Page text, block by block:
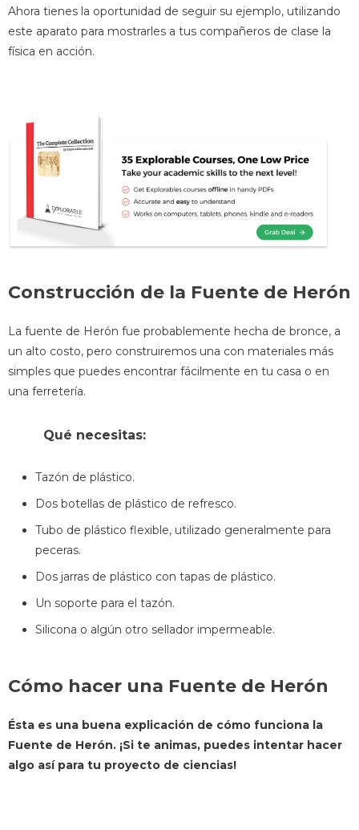
Ahora tienes la oportunidad de seguir su ejemplo, utilizando
este aparato para mostrarles a tus compañeros de clase la
física en acción.
Construcción de la Fuente de Herón
La fuente de Herón fue probablemente hecha de bronce, a
un alto costo, pero construiremos una con materiales más
simples que puedes encontrar fácilmente en tu casa o en
una ferretería.
Qué necesitas:
Tazón de plástico.
Dos botellas de plástico de refresco.
Tubo de plástico flexible, utilizado generalmente para
peceras.
Dos jarras de plástico con tapas de plástico.
Un soporte para el tazón.
Silicona o algún otro sellador impermeable.
Cómo hacer una Fuente de Herón
Ésta es una buena explicación de cómo funciona la
Fuente de Herón. ¡Si te animas, puedes intentar hacer
algo así para tu proyecto de ciencias!